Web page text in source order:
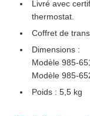
Livré avec
thermostat.
Coffret de
Dimensions :
Modèle 985-
Modèle 985-
Poids : 5,5 kg